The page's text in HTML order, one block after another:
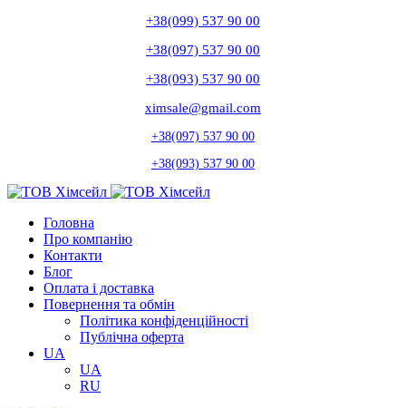
+38(099) 537 90 00
+38(097) 537 90 00
+38(093) 537 90 00
ximsale@gmail.com
+38(097) 537 90 00
+38(093) 537 90 00
Головна
Про компанію
Контакти
Блог
Оплата і доставка
Повернення та обмін
Політика конфіденційності
Публічна оферта
UA
UA
RU